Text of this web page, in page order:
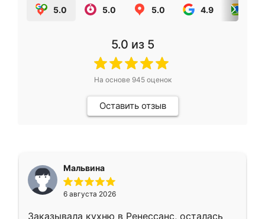
5.0 5.0 5.0 4.9
5.0 из 5
На основе 945оценок
Оставить отзыв
Мальвина
6 августа 2026
Заказывала кухню в Ренессанс, осталась